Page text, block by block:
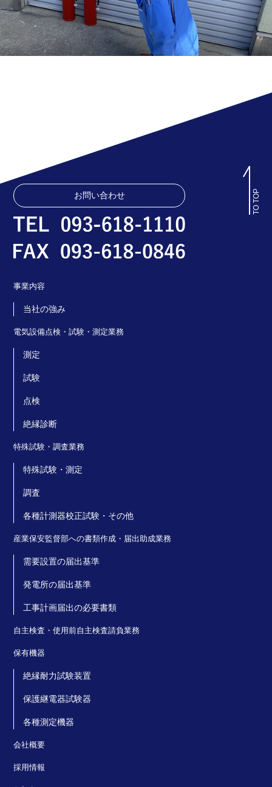
お問い合わせ
事業内容
当社の強み
電気設備点検・試験・測定業務
測定
試験
点検
絶縁診断
特殊試験・調査業務
特殊試験・測定
調査
各種計測器校正試験・その他
産業保安監督部への書類作成・届出助成業務
需要設置の届出基準
発電所の届出基準
工事計画届出の必要書類
自主検査・使用前自主検査請負業務
保有機器
絶縁耐力試験装置
保護継電器試験器
各種測定機器
会社概要
採用情報
TO TOP